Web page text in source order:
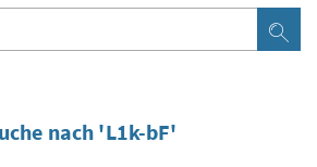
nach 'L1k-bF'